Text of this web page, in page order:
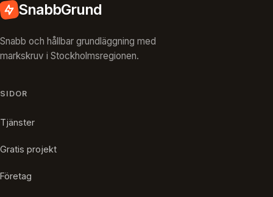
SnabbGrund
Snabb och hållbar grundläggning med
markskruv i Stockholmsregionen.
SIDOR
Tjänster
Gratis projekt
Företag